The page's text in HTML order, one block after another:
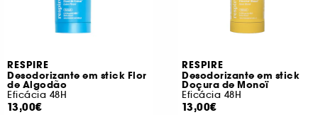
RESPIRE
Desodorizante em stick Flor
de Algodão
Eficácia 48H
13,00€
RESPIRE
Desodorizante em stick
Doçura de Monoï
Eficácia 48H
13,00€